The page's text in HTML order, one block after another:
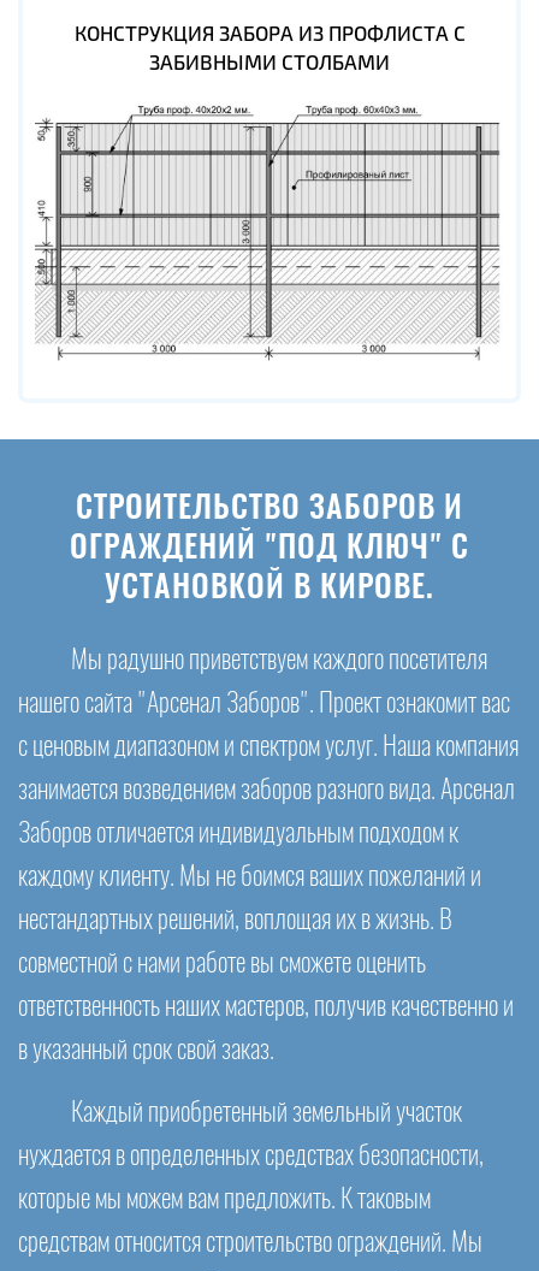
КОНСТРУКЦИЯ ЗАБОРА ИЗ ПРОФЛИСТА С
ЗАБИВНЫМИ СТОЛБАМИ
СТРОИТЕЛЬСТВО ЗАБОРОВ И
ОГРАЖДЕНИЙ "ПОД КЛЮЧ" С
УСТАНОВКОЙ В КИРОВЕ.
Мы радушно приветствуем каждого посетителя
нашего сайта "Арсенал Заборов". Проект ознакомит вас
с ценовым диапазоном и спектром услуг. Наша компания
занимается возведением заборов разного вида. Арсенал
Заборов отличается индивидуальным подходом к
каждому клиенту. Мы не боимся ваших пожеланий и
нестандартных решений, воплощая их в жизнь. В
совместной с нами работе вы сможете оценить
ответственность наших мастеров, получив качественно и
в указанный срок свой заказ.
Каждый приобретенный земельный участок
нуждается в определенных средствах безопасности,
которые мы можем вам предложить. К таковым
средствам относится строительство ограждений. Мы